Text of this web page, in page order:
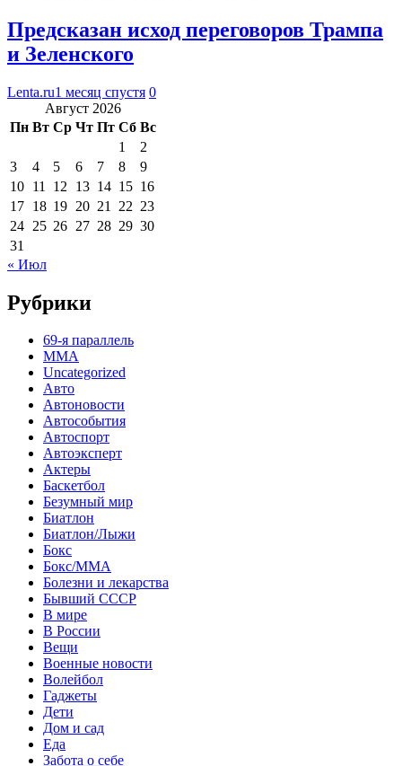
Предсказан исход переговоров Трампа
и Зеленского
Lenta.ru1 месяц спустя 0
Август 2026
Пн Вт Ср Чт Пт Сб Вс
1
2
3
4 5 6 7 8
9
10 11 12 13 14 15 16
17 18 19 20 21 22 23
24 25 26 27 28 29 30
31
« Июл
Рубрики
69-я параллель
MMA
Uncategorized
Авто
Автоновости
Автособытия
Автоспорт
Автоэксперт
Актеры
Баскетбол
Безумный мир
Биатлон
Биатлон/Лыжи
Бокс
Бокс/MMA
Болезни и лекарства
Бывший СССР
В мире
В России
Вещи
Военные новости
Волейбол
Гаджеты
Дети
Дом и сад
Еда
Забота о себе